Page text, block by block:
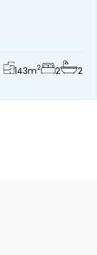
143m2 2 2